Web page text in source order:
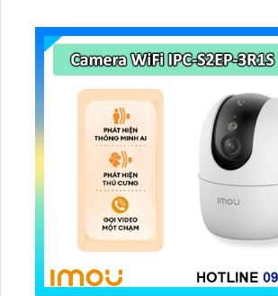
dữ liệu qua thẻ microSD lên đến 512GB.